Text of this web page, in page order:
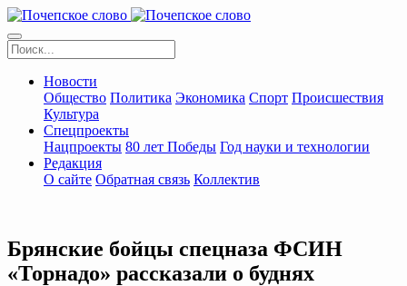
Новости
Общество Политика Экономика Спорт Происшествия
Культура
Спецпроекты
Нацпроекты 80 лет Победы Год науки и технологии
Редакция
О сайте Обратная связь Коллектив
Брянские бойцы спецназа ФСИН
«Торнадо» рассказали о буднях